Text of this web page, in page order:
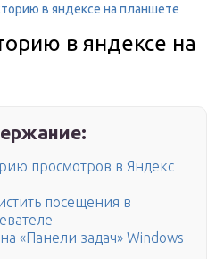
в яндексе на планшете
в яндексе на
просмотров в Яндекс
посещения в
«Панели задач» Windows